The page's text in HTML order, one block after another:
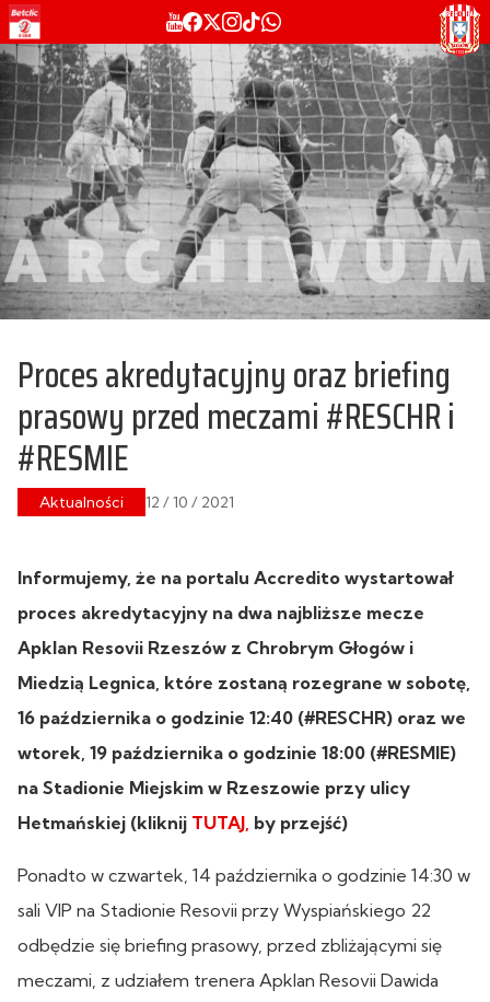
Proces akredytacyjny oraz briefing
prasowy przed meczami #RESCHR i
#RESMIE
Aktualności 12 / 10 / 2021
Informujemy, że na portalu Accredito wystartował
proces akredytacyjny na dwa najbliższe mecze
Apklan Resovii Rzeszów z Chrobrym Głogów i
Miedzią Legnica, które zostaną rozegrane w sobotę,
16 października o godzinie 12:40 (#RESCHR) oraz we
wtorek, 19 października o godzinie 18:00 (#RESMIE)
na Stadionie Miejskim w Rzeszowie przy ulicy
Hetmańskiej (kliknij TUTAJ, by przejść)
Ponadto w czwartek, 14 października o godzinie 14:30 w
sali VIP na Stadionie Resovii przy Wyspiańskiego 22
odbędzie się briefing prasowy, przed zbliżającymi się
meczami, z udziałem trenera Apklan Resovii Dawida